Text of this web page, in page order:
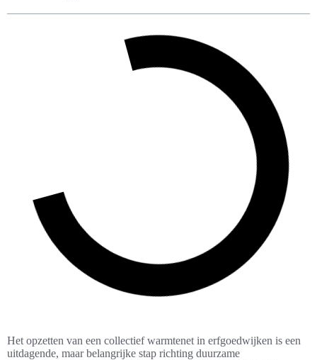
Het opzetten van een collectief warmtenet in erfgoedwijken is een
uitdagende, maar belangrijke stap richting duurzame